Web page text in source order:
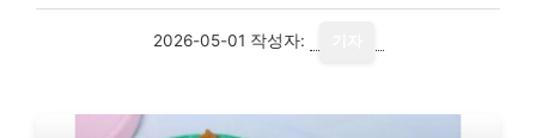
2026-05-01 작성자: